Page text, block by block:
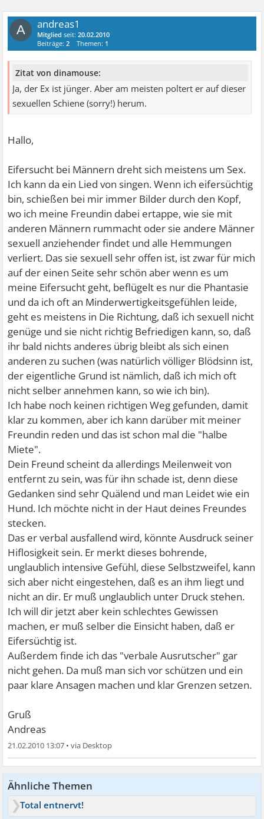
A andreas1
Mitglied seit:20.02.2010
Beiträge:2 Themen: 1
Zitat von dinamouse:
Ja, der Ex ist jünger. Aber am meisten poltert er auf dieser
sexuellen Schiene (sorry!) herum.
Hallo,
Eifersucht bei Männern dreht sich meistens um Sex.
Ich kann da ein Lied von singen. Wenn ich eifersüchtig
bin, schießen bei mir immer Bilder durch den Kopf,
wo ich meine Freundin dabei ertappe, wie sie mit
anderen Männern rummacht oder sie andere Männer
sexuell anziehender findet und alle Hemmungen
verliert. Das sie sexuell sehr offen ist, ist zwar für mich
auf der einen Seite sehr schön aber wenn es um
meine Eifersucht geht, beflügelt es nur die Phantasie
und da ich oft an Minderwertigkeitsgefühlen leide,
geht es meistens in Die Richtung, daß ich sexuell nicht
genüge und sie nicht richtig Befriedigen kann, so, daß
ihr bald nichts anderes übrig bleibt als sich einen
anderen zu suchen (was natürlich völliger Blödsinn ist,
der eigentliche Grund ist nämlich, daß ich mich oft
nicht selber annehmen kann, so wie ich bin).
Ich habe noch keinen richtigen Weg gefunden, damit
klar zu kommen, aber ich kann darüber mit meiner
Freundin reden und das ist schon mal die "halbe
Miete".
Dein Freund scheint da allerdings Meilenweit von
entfernt zu sein, was für ihn schade ist, denn diese
Gedanken sind sehr Quälend und man Leidet wie ein
Hund. Ich möchte nicht in der Haut deines Freundes
stecken.
Das er verbal ausfallend wird, könnte Ausdruck seiner
Hiflosigkeit sein. Er merkt dieses bohrende,
unglaublich intensive Gefühl, diese Selbstzweifel, kann
sich aber nicht eingestehen, daß es an ihm liegt und
nicht an dir. Er muß unglaublich unter Druck stehen.
Ich will dir jetzt aber kein schlechtes Gewissen
machen, er muß selber die Einsicht haben, daß er
Eifersüchtig ist.
Außerdem finde ich das "verbale Ausrutscher" gar
nicht gehen. Da muß man sich vor schützen und ein
paar klare Ansagen machen und klar Grenzen setzen.
Gruß
Andreas
21.02.2010 13:07 •
Ähnliche Themen
Total entnervt!